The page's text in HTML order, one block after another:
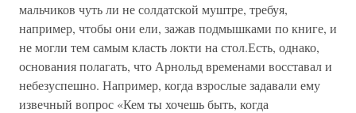
мальчиков чуть ли не солдатской муштре, требуя,
например, чтобы они ели, зажав подмышками по книге, и
не могли тем самым класть локти на стол.Есть, однако,
основания полагать, что Арнольд временами восставал и
небезуспешно. Например, когда взрослые задавали ему
извечный вопрос «Кем ты хочешь быть, когда